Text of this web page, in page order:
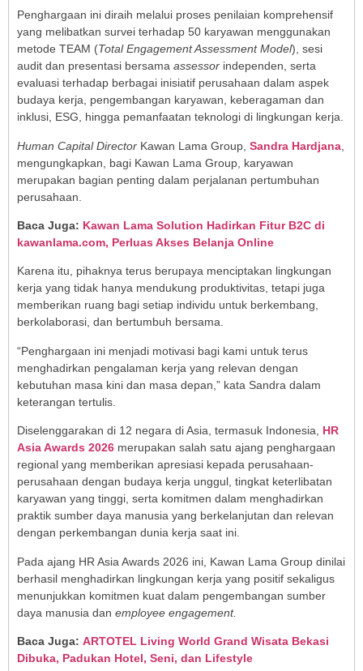
Penghargaan ini diraih melalui proses penilaian komprehensif
yang melibatkan survei terhadap 50 karyawan menggunakan
metode TEAM (Total Engagement Assessment Model), sesi
audit dan presentasi bersama assessor independen, serta
evaluasi terhadap berbagai inisiatif perusahaan dalam aspek
budaya kerja, pengembangan karyawan, keberagaman dan
inklusi, ESG, hingga pemanfaatan teknologi di lingkungan kerja.
Human Capital Director Kawan Lama Group, Sandra Hardjana
mengungkapkan, bagi Kawan Lama Group, karyawan
merupakan bagian penting dalam perjalanan pertumbuhan
perusahaan.
Baca Juga: Kawan Lama Solution Hadirkan Fitur B2C di
kawanlama.com, Perluas Akses Belanja Online
Karena itu, pihaknya terus berupaya menciptakan lingkungan
kerja yang tidak hanya mendukung produktivitas, tetapi juga
memberikan ruang bagi setiap individu untuk berkembang,
berkolaborasi, dan bertumbuh bersama.
“Penghargaan ini menjadi motivasi bagi kami untuk terus
menghadirkan pengalaman kerja yang relevan dengan
kebutuhan masa kini dan masa depan,” kata Sandra dalam
keterangan tertulis.
Diselenggarakan di 12 negara di Asia, termasuk Indonesia, HR
Asia Awards 2026 merupakan salah satu ajang penghargaan
regional yang memberikan apresiasi kepada perusahaan-
perusahaan dengan budaya kerja unggul, tingkat keterlibatan
karyawan yang tinggi, serta komitmen dalam menghadirkan
praktik sumber daya manusia yang berkelanjutan dan relevan
dengan perkembangan dunia kerja saat ini.
Pada ajang HR Asia Awards 2026 ini, Kawan Lama Group dinilai
berhasil menghadirkan lingkungan kerja yang positif sekaligus
menunjukkan komitmen kuat dalam pengembangan sumber
daya manusia dan employee engagement.
Baca Juga: ARTOTEL Living World Grand Wisata Bekasi
Dibuka, Padukan Hotel, Seni, dan Lifestyle